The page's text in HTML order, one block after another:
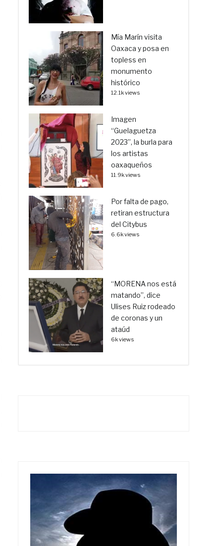
Mía Marín visita
Oaxaca y posa en
topless en
monumento
histórico
12.1k views
Imagen
“Guelaguetza
2023”, la burla para
los artistas
oaxaqueños
11.9k views
Por falta de pago,
retiran estructura
del Citybus
6.6k views
“MORENA nos está
matando”, dice
Ulises Ruiz rodeado
de coronas y un
ataúd
6k views